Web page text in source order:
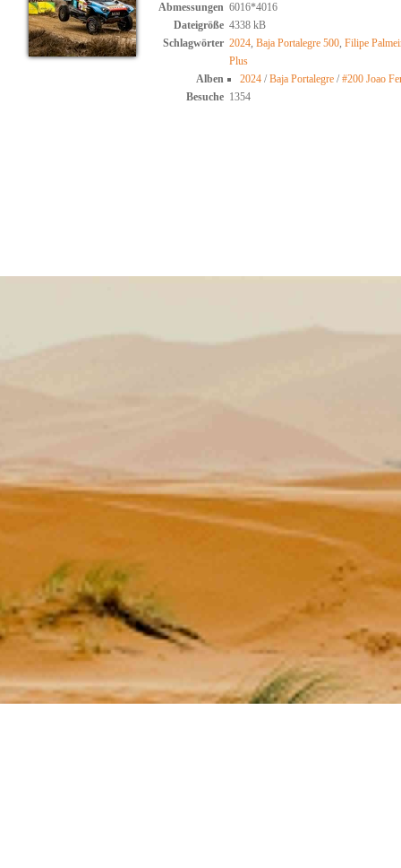
Abmessungen 6016*4016
Dateigröße 4338 kB
Schlagwörter 2024, Baja Portalegre 500, Filipe
Plus
Alben
2024 /Baja Portalegre /#200 Joao
Besuche 1354